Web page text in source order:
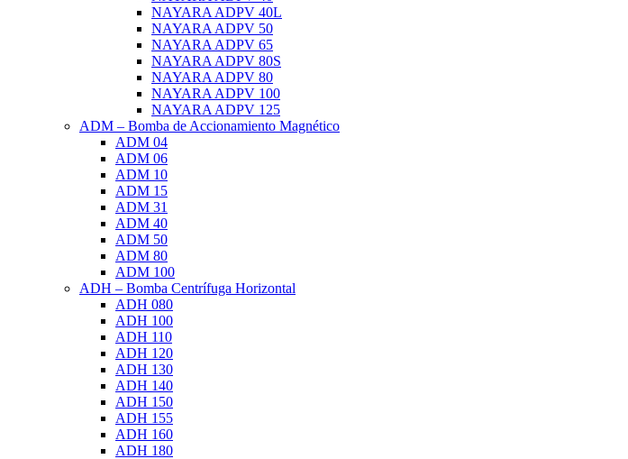
NAYARA ADPV 40L
NAYARA ADPV 50
NAYARA ADPV 65
NAYARA ADPV 80S
NAYARA ADPV 80
NAYARA ADPV 100
NAYARA ADPV 125
ADM – Bomba de Accionamiento Magnético
ADM 04
ADM 06
ADM 10
ADM 15
ADM 31
ADM 40
ADM 50
ADM 80
ADM 100
ADH – Bomba Centrífuga Horizontal
ADH 080
ADH 100
ADH 110
ADH 120
ADH 130
ADH 140
ADH 150
ADH 155
ADH 160
ADH 180